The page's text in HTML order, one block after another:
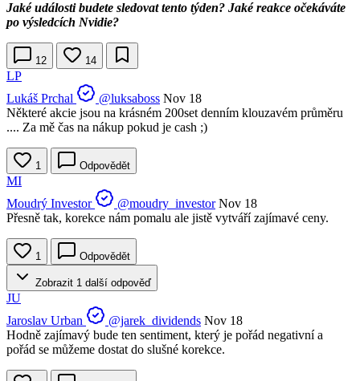
Jaké události budete sledovat tento týden? Jaké reakce očekáváte
po výsledcích Nvidie?
12 14
LP
Lukáš Prchal
@luksaboss Nov 18
Některé akcie jsou na krásném 200set denním klouzavém průměru
.... Za mě čas na nákup pokud je cash ;)
1 Odpovědět
MI
Moudrý Investor
@moudry_investor Nov 18
Přesně tak, korekce nám pomalu ale jistě vytváří zajímavé ceny.
1 Odpovědět
Zobrazit 1 další odpověď
JU
Jaroslav Urban
@jarek_dividends Nov 18
Hodně zajímavý bude ten sentiment, který je pořád negativní a
pořád se můžeme dostat do slušné korekce.